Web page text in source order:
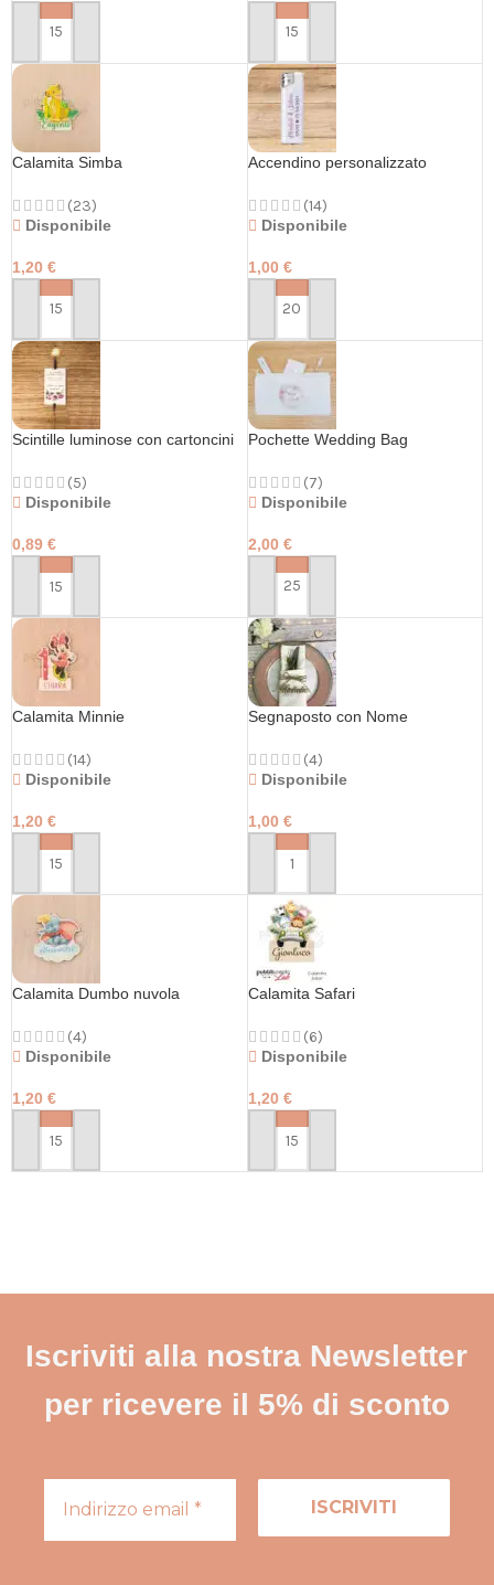
PERSONALIZZA PERSONALIZZA
Calamita Simba
(23)
Disponibile
1,20 €
PERSONALIZZA
Accendino personalizzato
(14)
Disponibile
1,00 €
PERSONALIZZA
Scintille luminose con cartoncini
(5)
Disponibile
0,89 €
PERSONALIZZA
Pochette Wedding Bag
(7)
Disponibile
2,00 €
PERSONALIZZA
Calamita Minnie
(14)
Disponibile
1,20 €
PERSONALIZZA
Segnaposto con Nome
(4)
Disponibile
1,00 €
PERSONALIZZA
Calamita Dumbo nuvola
(4)
Disponibile
1,20 €
PERSONALIZZA
Calamita Safari
(6)
Disponibile
1,20 €
PERSONALIZZA
Iscriviti alla nostra Newsletter
per ricevere il 5% di sconto